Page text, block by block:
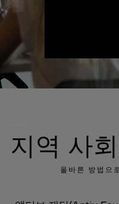
지역 사
올바른 방법으